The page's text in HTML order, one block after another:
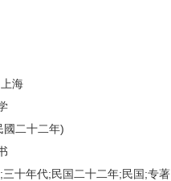
海
國二十二年)
十年代;民国二十二年;民国;专著